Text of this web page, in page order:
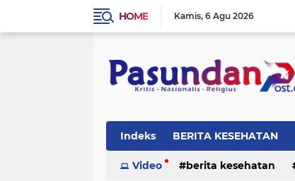
HOME Kamis 6 Agu 2026
Indeks BERITA KESEHATAN
RELIGI
Video berita kesehatan